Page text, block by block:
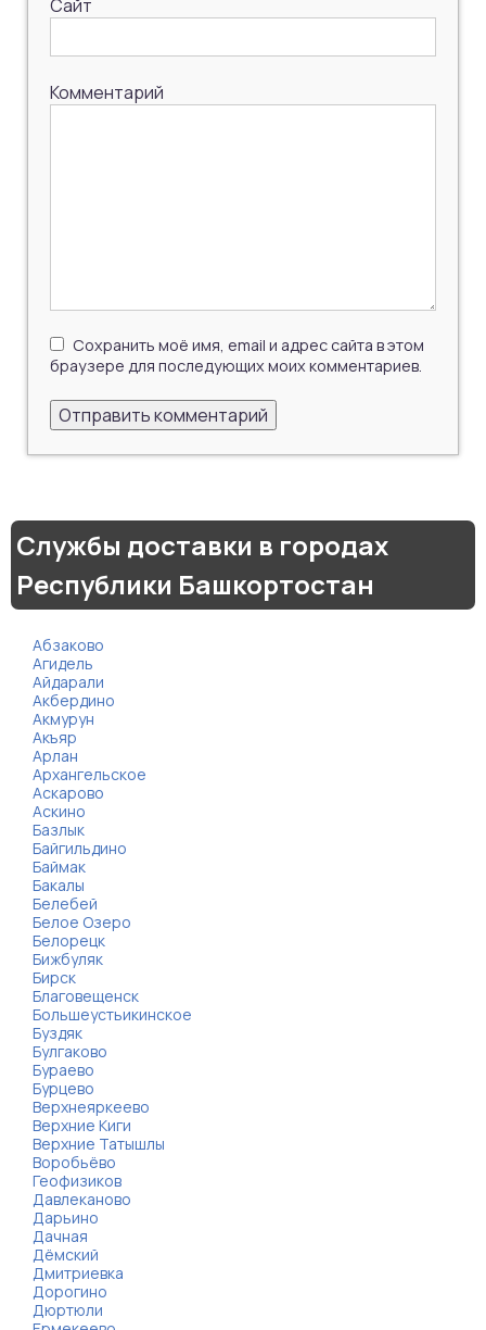
Сайт
Комментарий
Сохранить моё имя, email и адрес сайта в этом
браузере для последующих моих комментариев.
Службы доставки в городах
Республики Башкортостан
Абзаково
Агидель
Айдарали
Акбердино
Акмурун
Акъяр
Арлан
Архангельское
Аскарово
Аскино
Базлык
Байгильдино
Баймак
Бакалы
Белебей
Белое Озеро
Белорецк
Бижбуляк
Бирск
Благовещенск
Большеустьикинское
Буздяк
Булгаково
Бураево
Бурцево
Верхнеяркеево
Верхние Киги
Верхние Татышлы
Воробьёво
Геофизиков
Давлеканово
Дарьино
Дачная
Дёмский
Дмитриевка
Дорогино
Дюртюли